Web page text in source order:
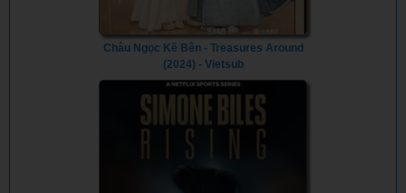
Châu Ngọc Kề Bên - Treasures Around
(2024) - Vietsub